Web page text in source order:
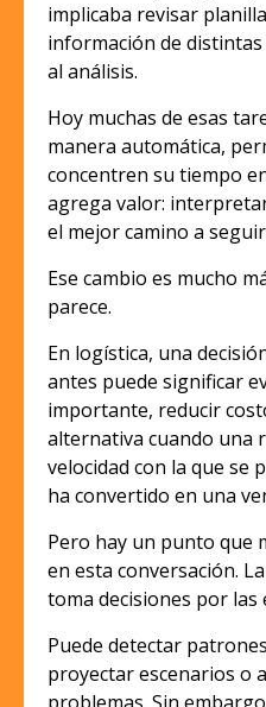
implicaba revisar
información de
al análisis.
Hoy muchas de esas
manera automática,
concentren su tiempo
agrega valor:
el mejor camino a
Ese cambio es mucho
parece.
En logística, una
antes puede significar
importante, reducir
alternativa cuando una
velocidad con la que se
ha convertido en una
Pero hay un punto que
en esta conversación.
toma decisiones por las
Puede detectar
proyectar escenarios o